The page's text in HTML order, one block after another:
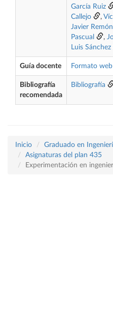
García Ruiz
Callejo
,
Javier
Pascual
,
Luis Sánchez
Guía docente Formato web
Bibliografía
recomendada
Bibliografía
Inicio
Graduado en
Asignaturas del plan 435
Experimentación en